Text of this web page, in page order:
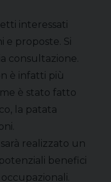
interessati
e proposte. Si
consultazione.
è infatti più
è stato fatto
la patata
realizzato un
benefici